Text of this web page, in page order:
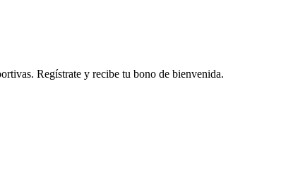
Regístrate y recibe tu bono de bienvenida.